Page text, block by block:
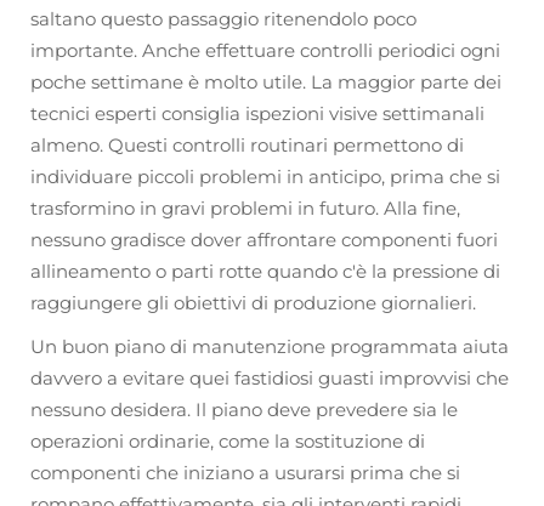
saltano questo passaggio ritenendolo poco
importante. Anche effettuare controlli periodici ogni
poche settimane è molto utile. La maggior parte dei
tecnici esperti consiglia ispezioni visive settimanali
almeno. Questi controlli routinari permettono di
individuare piccoli problemi in anticipo, prima che si
trasformino in gravi problemi in futuro. Alla fine,
nessuno gradisce dover affrontare componenti fuori
allineamento o parti rotte quando c'è la pressione di
raggiungere gli obiettivi di produzione giornalieri.
Un buon piano di manutenzione programmata aiuta
davvero a evitare quei fastidiosi guasti improvvisi che
nessuno desidera. Il piano deve prevedere sia le
operazioni ordinarie, come la sostituzione di
componenti che iniziano a usurarsi prima che si